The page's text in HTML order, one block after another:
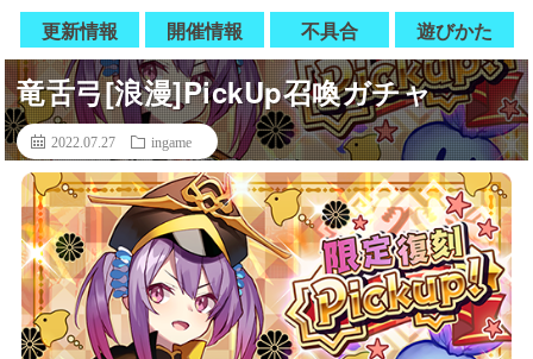
更新情報 開催情報 不具合 遊びかた
竜舌弓[浪漫]PickUp召喚ガチャ
2022.07.27 ingame